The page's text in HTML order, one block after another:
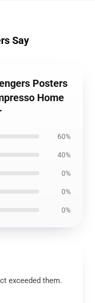
Say
Posters
Home
60%
40%
0%
0%
0%
exceeded them.